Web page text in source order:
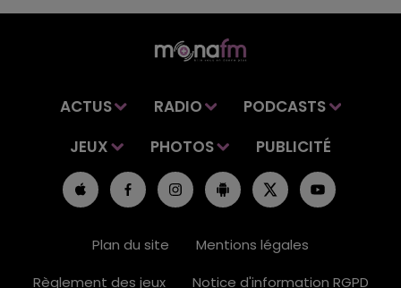
ACTUS RADIO
PODCASTS
JEUX
PHOTOS PUBLICITÉ
Plan du site
Mentions légales
Règlement des jeux
Notice d'information RGPD